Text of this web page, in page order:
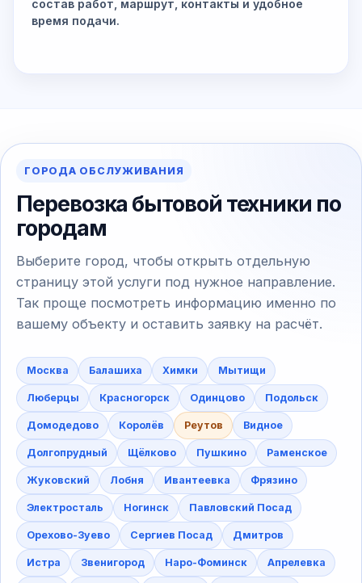
состав работ, маршрут, контакты и удобное
время подачи.
ГОРОДА ОБСЛУЖИВАНИЯ
Перевозка бытовой техники по
городам
Выберите город, чтобы открыть отдельную
страницу этой услуги под нужное направление.
Так проще посмотреть информацию именно по
вашему объекту и оставить заявку на расчёт.
Москва Балашиха Химки Мытищи
Люберцы Красногорск Одинцово Подольск
Домодедово Королёв Реутов Видное
Долгопрудный Щёлково Пушкино Раменское
Жуковский Лобня Ивантеевка Фрязино
Электросталь Ногинск Павловский Посад
Орехово-Зуево Сергиев Посад Дмитров
Истра Звенигород Наро-Фоминск Апрелевка